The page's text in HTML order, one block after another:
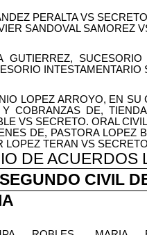
PERALTA VS
SANDOVAL SAMOREZ
GUTIERREZ,
INTESTAMENTARIO
LOPEZ ARROYO, EN
Y COBRANZAS DE,
VS SECRETO. ORAL CIVIL
DE, PASTORA LOPEZ
LOPEZ TERAN VS
DE
CIVIL